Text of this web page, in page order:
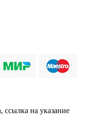
ссылка на указание